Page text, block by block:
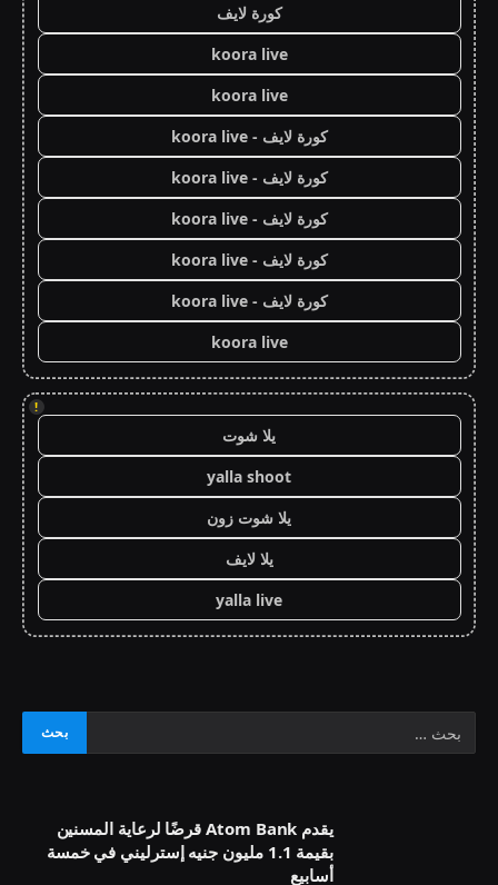
كورة لايف
koora live
koora live
كورة لايف - koora live
كورة لايف - koora live
كورة لايف - koora live
كورة لايف - koora live
كورة لايف - koora live
koora live
!
يلا شوت
yalla shoot
يلا شوت زون
يلا لايف
yalla live
يقدم Atom Bank قرضًا لرعاية المسنين
بقيمة 1.1 مليون جنيه إسترليني في خمسة
أسابيع